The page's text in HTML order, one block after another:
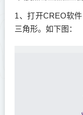
1、打开CREO软
三角形。如下图：